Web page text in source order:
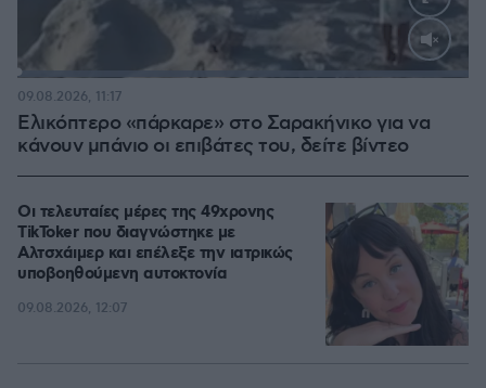
Loaded
Ελικόπτερο «πάρκαρε» στο Σαρακήνικο για να
κάνουν μπάνιο οι επιβάτες του, δείτε βίντεο
09.08.2026, 11:17
Οι τελευταίες μέρες της 49χρονης
TikToker που διαγνώστηκε με
Αλτσχάιμερ και επέλεξε την ιατρικώς
υποβοηθούμενη αυτοκτονία
09.08.2026, 12:07